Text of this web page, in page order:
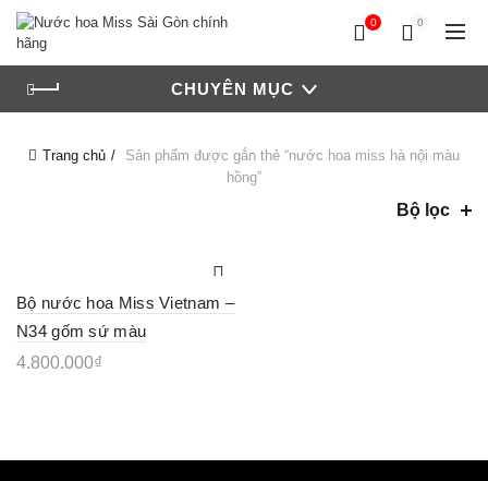
0 0
CHUYÊN MỤC
Trang chủ
Sản phẩm được gắn thẻ “nước hoa miss hà nội màu
hồng”
Bộ lọc
Bộ nước hoa Miss Vietnam –
N34 gốm sứ màu
4.800.000₫